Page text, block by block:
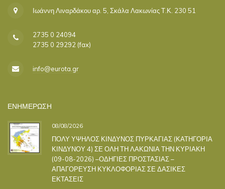
Ιωάννη Λιναρδάκου αρ. 5, Σκάλα Λακωνίας Τ.Κ. 230 51
2735 0 24094
2735 0 29292 (fax)
info@eurota.gr
ΕΝΗΜΕΡΩΣΗ
08/08/2026
ΠΟΛΥ ΥΨΗΛΟΣ ΚΙΝΔΥΝΟΣ ΠΥΡΚΑΓΙΑΣ (ΚΑΤΗΓΟΡΙΑ
ΚΙΝΔΥΝΟΥ 4) ΣΕ ΟΛΗ ΤΗ ΛΑΚΩΝΙΑ ΤΗΝ ΚΥΡΙΑΚΗ
(09-08-2026) –ΟΔΗΓΙΕΣ ΠΡΟΣΤΑΣΙΑΣ –
ΑΠΑΓΟΡΕΥΣΗ ΚΥΚΛΟΦΟΡΙΑΣ ΣΕ ΔΑΣΙΚΕΣ
ΕΚΤΑΣΕΙΣ